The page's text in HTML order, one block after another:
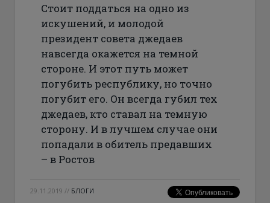
Стоит поддаться на одно из
искушений, и молодой
президент совета джедаев
навсегда окажется на темной
стороне. И этот путь может
погубить республику, но точно
погубит его. Он всегда губил тех
джедаев, кто ставал на темную
сторону. И в лучшем случае они
попадали в обитель предавших
– в Ростов
29.11.2019 // БЛОГИ